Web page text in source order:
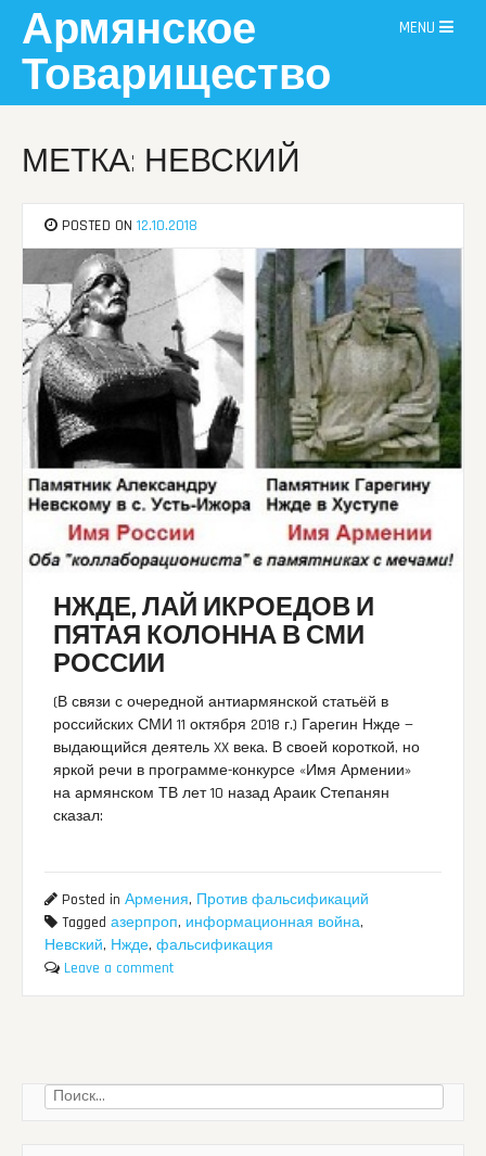
content
Армянское
Товарищество
MENU
МЕТКА: НЕВСКИЙ
POSTED ON12.10.2018
НЖДЕ, ЛАЙ ИКРОЕДОВ И
ПЯТАЯ КОЛОННА В СМИ
РОССИИ
(В связи с очередной антиармянской статьёй в
российских СМИ 11 октября 2018 г.) Гарегин Нжде —
выдающийся деятель XX века. В своей короткой, но
яркой речи в программе-конкурсе «Имя Армении»
на армянском ТВ лет 10 назад Араик Степанян
сказал:
Posted inАрмения, Против фальсификаций
Taggedазерпроп, информационная война,
Невский, Нжде,фальсификация
Leave a comment
Найти: